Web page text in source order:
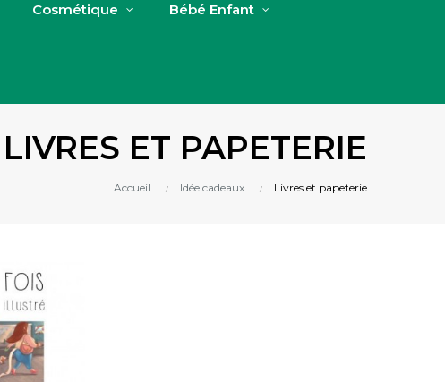
Cosmétique Bébé Enfant
LIVRES ET PAPETERIE
Accueil Idée cadeaux Livres et papeterie